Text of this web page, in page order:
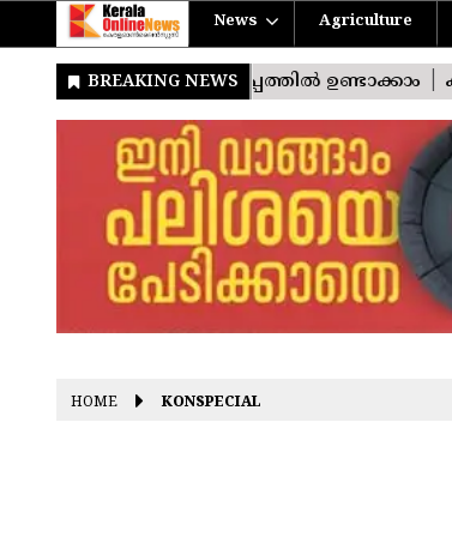
News Agriculture
HOME KONSPECIAL